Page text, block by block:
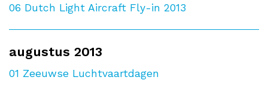
06 Dutch Light Aircraft Fly-in 2013
augustus 2013
01 Zeeuwse Luchtvaartdagen